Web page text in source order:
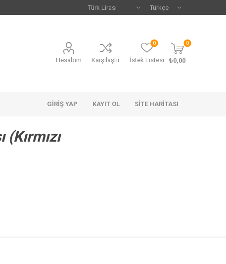
Hesabım Karşılaştır İstek Listesi
0 0
₺0,00
GIRIŞ YAP KAYIT OL SITE HARITASI
(Kırmızı